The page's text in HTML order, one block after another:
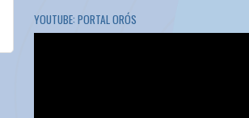
YOUTUBE: PORTAL ORÓS